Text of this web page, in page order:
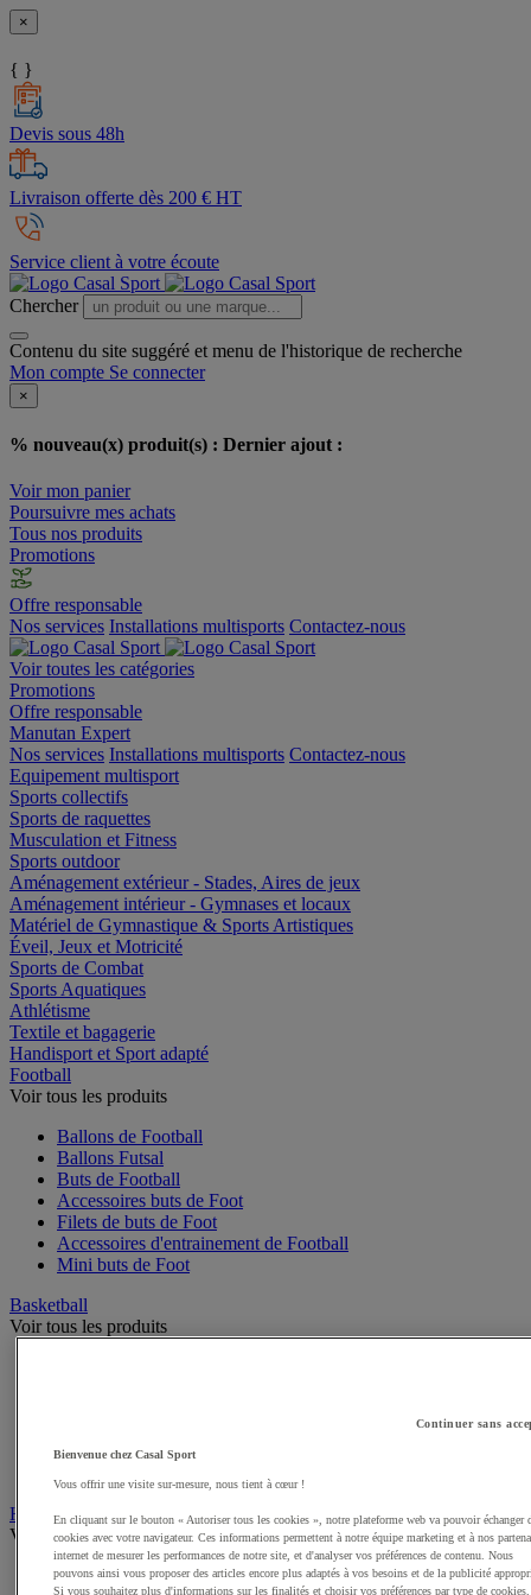
×
{ }
Devis sous 48h
Livraison offerte dès 200 € HT
Service client à votre écoute
Chercher
Contenu du site suggéré et menu de l'historique de recherche
Mon compte Se connecter
×
% nouveau(x) produit(s) : Dernier ajout :
Voir mon panier
Poursuivre mes achats
Tous nos produits
Promotions
Offre responsable
Nos services Installations multisports Contactez-nous
Voir toutes les catégories
Promotions
Offre responsable
Manutan Expert
Nos services Installations multisports Contactez-nous
Equipement multisport
Sports collectifs
Sports de raquettes
Musculation et Fitness
Sports outdoor
Aménagement extérieur - Stades, Aires de jeux
Aménagement intérieur - Gymnases et locaux
Matériel de Gymnastique & Sports Artistiques
Éveil, Jeux et Motricité
Sports de Combat
Sports Aquatiques
Athlétisme
Textile et bagagerie
Handisport et Sport adapté
Football
Voir tous les produits
Ballons de Football
Ballons Futsal
Buts de Football
Accessoires buts de Foot
Filets de buts de Foot
Accessoires d'entrainement de Football
Mini buts de Foot
Basketball
Voir tous les produits
Accessoires terrain de Basket
Handball
Voir tous les produits
Ballons de Handball
Continuer sans
Bienvenue chez Casal Sport
Vous offrir une visite sur-mesure, nous tient à cœur !
En cliquant sur le bouton « Autoriser tous les cookies », notre plateforme web va pouvoir échanger
cookies avec votre navigateur. Ces informations permettent à notre équipe marketing et à nos
internet de mesurer les performances de notre site, et d'analyser vos préférences de contenu. Nous
pouvons ainsi vous proposer des articles encore plus adaptés à vos besoins et de la publicité
Si vous souhaitez plus d'informations sur les finalités et choisir vos préférences par type de cookies,